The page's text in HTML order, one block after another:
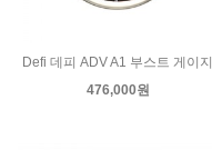
Defi 데피 ADV A1 부스트 게이지
476,000원